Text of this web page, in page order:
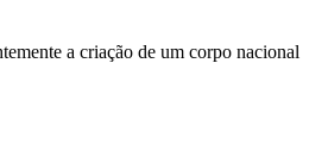
a criação de um corpo nacional